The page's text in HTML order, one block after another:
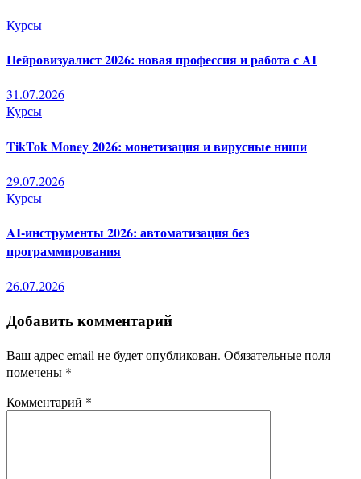
Курсы
Нейровизуалист 2026: новая профессия и работа с AI
31.07.2026
Курсы
TikTok Money 2026: монетизация и вирусные ниши
29.07.2026
Курсы
AI-инструменты 2026: автоматизация без
программирования
26.07.2026
Добавить комментарий
Ваш адрес email не будет опубликован. Обязательные поля
помечены *
Комментарий *